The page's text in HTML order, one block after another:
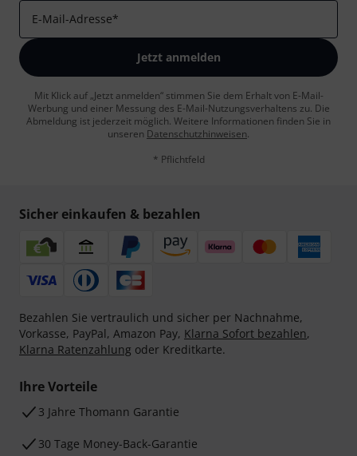
E-Mail-Adresse*
Jetzt anmelden
Mit Klick auf „Jetzt anmelden“ stimmen Sie dem Erhalt von E-Mail-
Werbung und einer Messung des E-Mail-Nutzungsverhaltens zu. Die
Abmeldung ist jederzeit möglich. Weitere Informationen finden Sie in
unseren Datenschutzhinweisen.
* Pflichtfeld
Sicher einkaufen & bezahlen
Bezahlen Sie vertraulich und sicher per Nachnahme,
Vorkasse, PayPal, Amazon Pay, Klarna Sofort bezahlen,
Klarna Ratenzahlung oder Kreditkarte.
Ihre Vorteile
3 Jahre Thomann Garantie
30 Tage Money-Back-Garantie